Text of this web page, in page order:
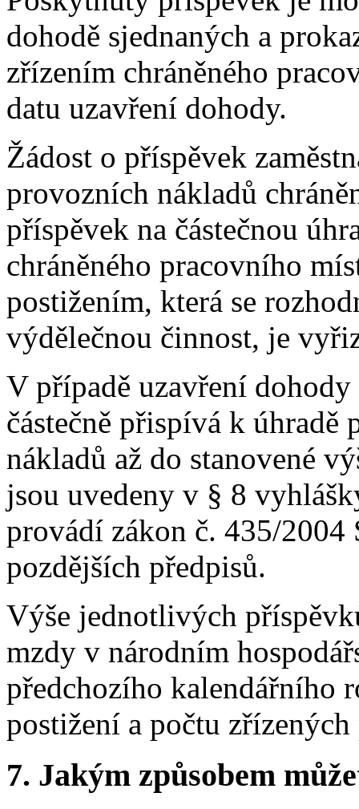
dohodě sjednaných a
zřízením chráněného
datu uzavření dohody.
Žádost o příspěvek
provozních nákladů
příspěvek na částečnou
chráněného pracovního
postižením, která se
výdělečnou činnost, je
V případě uzavření
částečně přispívá k
nákladů až do stanovené
jsou uvedeny v § 8
provádí zákon č. 435/2004
pozdějších předpisů.
Výše jednotlivých
mzdy v národním
předchozího kalendářního
postižení a počtu
7. Jakým způsobem